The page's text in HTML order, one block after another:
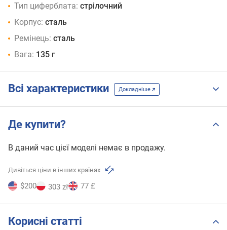
Тип циферблата: стрілочний
Корпус: сталь
Ремінець: сталь
Вага: 135 г
Всі характеристики Докладніше
Де купити?
В даний час цієї моделі немає в продажу.
Дивіться ціни в інших країнах
$200 303 zł 77 £
Корисні статті